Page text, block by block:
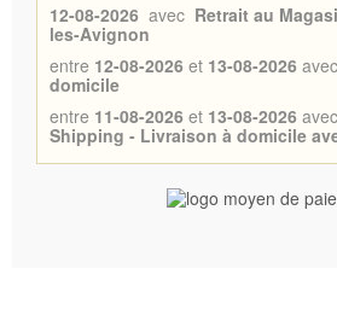
12-08-2026 avec Retrait au
les-Avignon
entre 12-08-2026 et 13-08-2026 avec
domicile
entre 11-08-2026 et 13-08-2026 avec
Shipping - Livraison à domicile